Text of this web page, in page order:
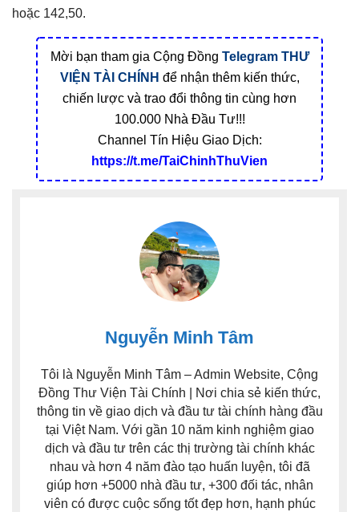
hoặc 142,50.
Mời bạn tham gia Cộng Đồng Telegram THƯ
VIỆN TÀI CHÍNH để nhận thêm kiến thức,
chiến lược và trao đổi thông tin cùng hơn
100.000 Nhà Đầu Tư!!!
Channel Tín Hiệu Giao Dịch:
https://t.me/TaiChinhThuVien
Nguyễn Minh Tâm
Tôi là Nguyễn Minh Tâm – Admin Website, Cộng
Đồng Thư Viện Tài Chính | Nơi chia sẻ kiến thức,
thông tin về giao dịch và đầu tư tài chính hàng đầu
tại Việt Nam. Với gần 10 năm kinh nghiệm giao
dịch và đầu tư trên các thị trường tài chính khác
nhau và hơn 4 năm đào tạo huấn luyện, tôi đã
giúp hơn +5000 nhà đầu tư, +300 đối tác, nhân
viên có được cuộc sống tốt đẹp hơn, hạnh phúc